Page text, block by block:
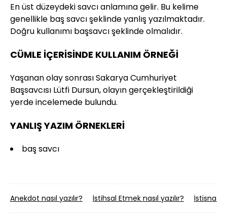
En üst düzeydeki savcı anlamına gelir. Bu kelime
genellikle baş savcı şeklinde yanlış yazılmaktadır.
Doğru kullanımı başsavcı şeklinde olmalıdır.
CÜMLE İÇERİSİNDE KULLANIM ÖRNEĞİ
Yaşanan olay sonrası Sakarya Cumhuriyet
Başsavcısı Lütfi Dursun, olayın gerçekleştirildiği
yerde incelemede bulundu.
YANLIŞ YAZIM ÖRNEKLERİ
baş savcı
Anekdot nasıl yazılır? İstihsal Etmek nasıl yazılır? İstisnasız